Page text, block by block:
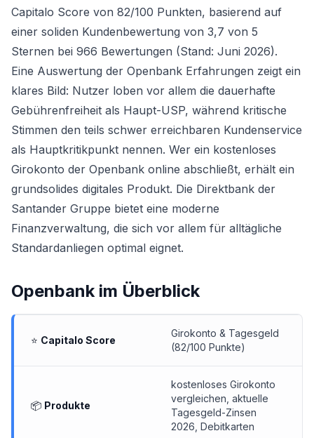
Capitalo Score von 82/100 Punkten, basierend auf
einer soliden Kundenbewertung von 3,7 von 5
Sternen bei 966 Bewertungen (Stand: Juni 2026).
Eine Auswertung der Openbank Erfahrungen zeigt ein
klares Bild: Nutzer loben vor allem die dauerhafte
Gebührenfreiheit als Haupt-USP, während kritische
Stimmen den teils schwer erreichbaren Kundenservice
als Hauptkritikpunkt nennen. Wer ein kostenloses
Girokonto der Openbank online abschließt, erhält ein
grundsolides digitales Produkt. Die Direktbank der
Santander Gruppe bietet eine moderne
Finanzverwaltung, die sich vor allem für alltägliche
Standardanliegen optimal eignet.
Openbankim Überblick
⭐ Capitalo Score
Girokonto & Tagesgeld
(82/100 Punkte)
📦 Produkte
kostenloses Girokonto
vergleichen aktuelle
Tagesgeld-Zinsen
2026 , Debitkarten